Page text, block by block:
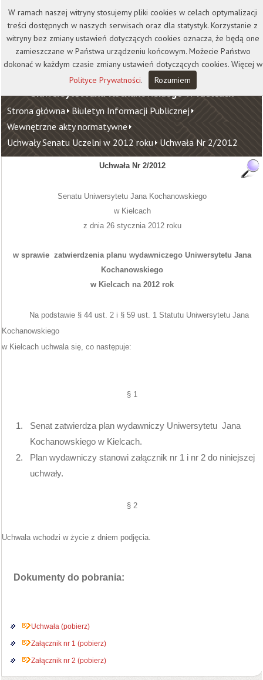
Kontakt Biblioteka
Wydawnictwo
Wirtualna Uczelnia
Uniwersytet Jana Kochanowskiego w Kielcach
Strona główna Biuletyn Informacji Publicznej
Wewnętrzne akty normatywne
Uchwały Senatu Uczelni w 2012 roku Uchwała Nr 2/2012
Uchwała Nr 2/2012
Senatu Uniwersytetu Jana Kochanowskiego
w Kielcach
z dnia 26 stycznia 2012 roku
w sprawie zatwierdzenia planu wydawniczego Uniwersytetu Jana
Kochanowskiego
w Kielcach na 2012 rok
Na podstawie § 44 ust. 2 i § 59 ust. 1 Statutu Uniwersytetu Jana
Kochanowskiego
w Kielcach uchwala się, co następuje:
§ 1
1. Senat zatwierdza plan wydawniczy Uniwersytetu Jana
Kochanowskiego w Kielcach.
2.
Plan wydawniczy stanowi załącznik nr 1 i nr 2 do niniejszej
uchwały.
§ 2
Uchwała wchodzi w życie z dniem podjęcia.
Dokumenty do pobrania:
Uchwała (pobierz)
Załącznik nr 1 (pobierz)
Załącznik nr 2 (pobierz)
W ramach naszej witryny stosujemy pliki cookies w celach optymalizacji
treści dostępnych w naszych serwisach oraz dla statystyk. Korzystanie z
witryny bez zmiany ustawień dotyczących cookies oznacza, że będą one
zamieszczane w Państwa urządzeniu końcowym. Możecie Państwo
dokonać w każdym czasie zmiany ustawień dotyczących cookies. Więcej w
Polityce Prywatności. Rozumiem